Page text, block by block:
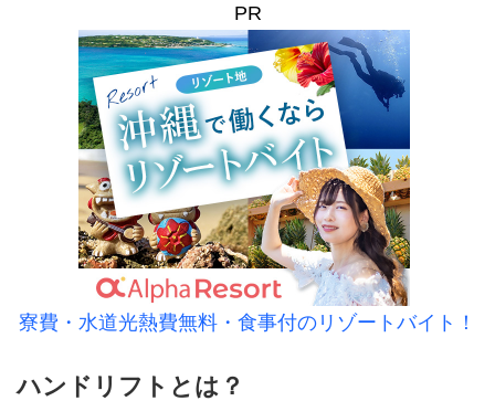
PR
寮費・水道光熱費無料・食事付のリゾートバイト！
ハンドリフトとは？